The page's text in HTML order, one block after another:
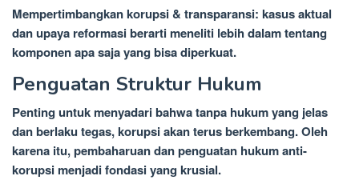
Mempertimbangkan korupsi & transparansi: kasus aktual
dan upaya reformasi berarti meneliti lebih dalam tentang
komponen apa saja yang bisa diperkuat.
Penguatan Struktur Hukum
Penting untuk menyadari bahwa tanpa hukum yang jelas
dan berlaku tegas, korupsi akan terus berkembang. Oleh
karena itu, pembaharuan dan penguatan hukum anti-
korupsi menjadi fondasi yang krusial.